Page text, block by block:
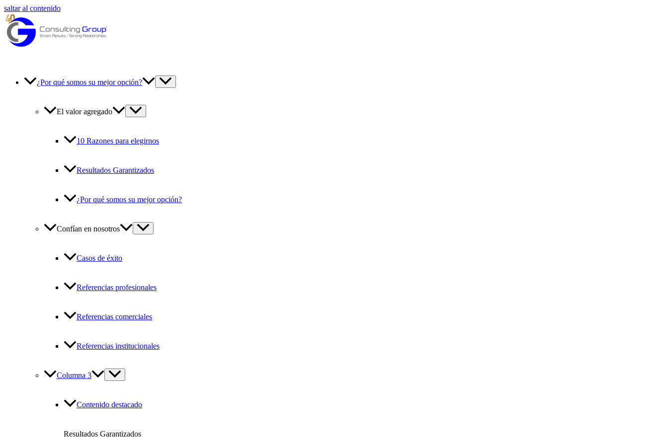
saltar al contenido
¿Por qué somos su mejor opción?
El valor agregado
10 Razones para elegirnos
Resultados Garantizados
¿Por qué somos su mejor opción?
Confían en nosotros
Casos de éxito
Referencias profesionales
Referencias comerciales
Referencias institucionales
Columna 3
Contenido destacado
Resultados Garantizados